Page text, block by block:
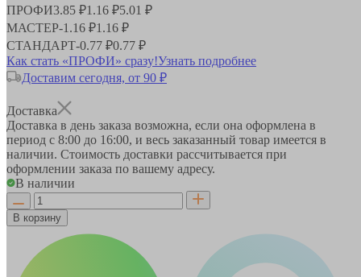
ПРОФИ3.85 ₽1.16 ₽5.01 ₽
МАСТЕР-1.16 ₽1.16 ₽
СТАНДАРТ-0.77 ₽0.77 ₽
Как стать «ПРОФИ» сразу!Узнать подробнее
Доставим сегодня, от 90 ₽
Доставка
Доставка в день заказа возможна, если она оформлена в
период с 8:00 до 16:00, и весь заказанный товар имеется в
наличии. Стоимость доставки рассчитывается при
оформлении заказа по вашему адресу.
В наличии
В корзину